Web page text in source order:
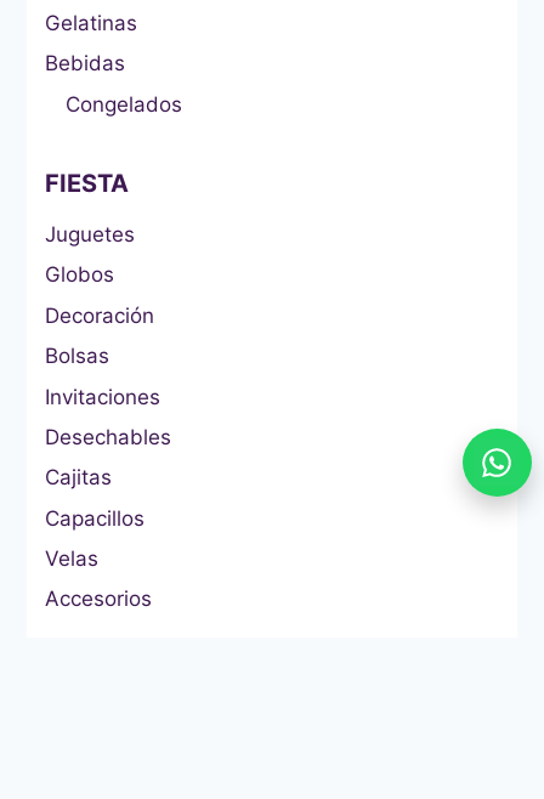
Gelatinas
Bebidas
Congelados
FIESTA
Juguetes
Globos
Decoración
Bolsas
Invitaciones
Desechables
Cajitas
Capacillos
Velas
Accesorios